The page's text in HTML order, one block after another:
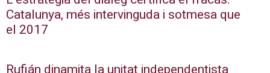
Catalunya, més intervinguda i sotmesa que
el 2017